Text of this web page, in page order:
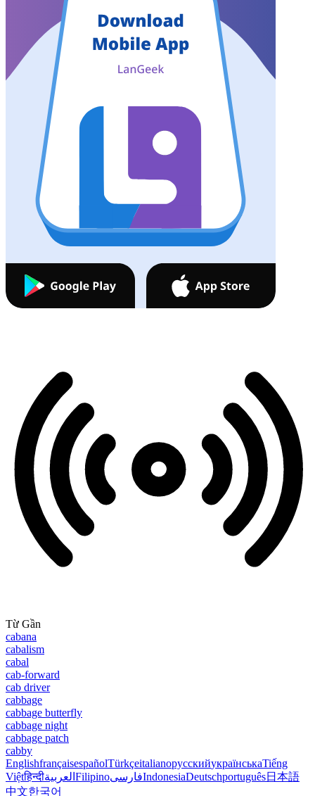
Từ Gần
cabana
cabalism
cabal
cab-forward
cab driver
cabbage
cabbage butterfly
cabbage night
cabbage patch
cabby
EnglishfrançaisespañolTürkçeitalianoрусскийукраїнськаTiếng
Việtहिन्दीالعربية FilipinoفارسیIndonesiaDeutschportuguês日本語
中文한국어